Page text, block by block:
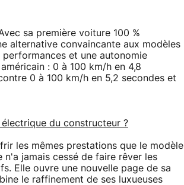
sa première voiture 100 %
alternative convaincante aux modèles
et une autonomie
: 0 à 100 km/h en 4,8
0 à 100 km/h en 5,2 secondes et
du constructeur ?
les mêmes prestations que le modèle
n'a jamais cessé de faire rêver les
Elle ouvre une nouvelle page de sa
le raffinement de ses luxueuses